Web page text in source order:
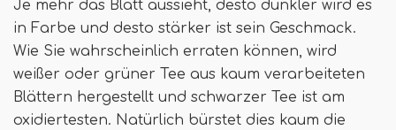
Je mehr das Blatt aussieht, desto dunkler wird es
in Farbe und desto stärker ist sein Geschmack.
Wie Sie wahrscheinlich erraten können, wird
weißer oder grüner Tee aus kaum verarbeiteten
Blättern hergestellt und schwarzer Tee ist am
oxidiertesten. Natürlich bürstet dies kaum die